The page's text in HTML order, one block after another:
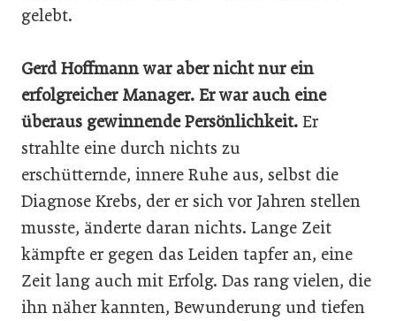
gelebt.
Gerd Hoffmann war aber nicht nur ein
erfolgreicher Manager. Er war auch eine
überaus gewinnende Persönlichkeit. Er
strahlte eine durch nichts zu
erschütternde, innere Ruhe aus, selbst die
Diagnose Krebs, der er sich vor Jahren stellen
musste, änderte daran nichts. Lange Zeit
kämpfte er gegen das Leiden tapfer an, eine
Zeit lang auch mit Erfolg. Das rang vielen, die
ihn näher kannten, Bewunderung und tiefen